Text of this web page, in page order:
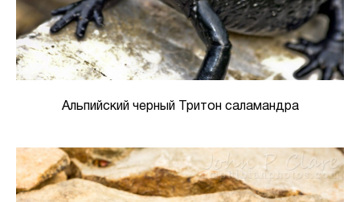
Альпийский черный Тритон саламандра